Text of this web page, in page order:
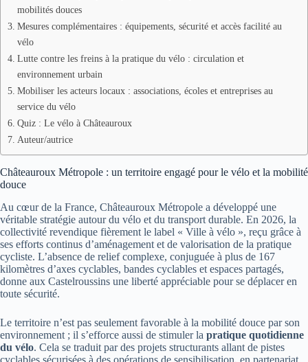
mobilités douces
Mesures complémentaires : équipements, sécurité et accès facilité au
vélo
Lutte contre les freins à la pratique du vélo : circulation et
environnement urbain
Mobiliser les acteurs locaux : associations, écoles et entreprises au
service du vélo
Quiz : Le vélo à Châteauroux
Auteur/autrice
Châteauroux Métropole : un territoire engagé pour le vélo et la mobilité
douce
Au cœur de la France, Châteauroux Métropole a développé une
véritable stratégie autour du vélo et du transport durable. En 2026, la
collectivité revendique fièrement le label « Ville à vélo », reçu grâce à
ses efforts continus d’aménagement et de valorisation de la pratique
cycliste. L’absence de relief complexe, conjuguée à plus de 167
kilomètres d’axes cyclables, bandes cyclables et espaces partagés,
donne aux Castelroussins une liberté appréciable pour se déplacer en
toute sécurité.
Le territoire n’est pas seulement favorable à la mobilité douce par son
environnement ; il s’efforce aussi de stimuler la pratique quotidienne
du vélo. Cela se traduit par des projets structurants allant de pistes
cyclables sécurisées à des opérations de sensibilisation, en partenariat